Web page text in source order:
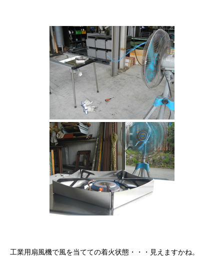
工業用扇風機で風を当てての着火状態・・・見えますかね。